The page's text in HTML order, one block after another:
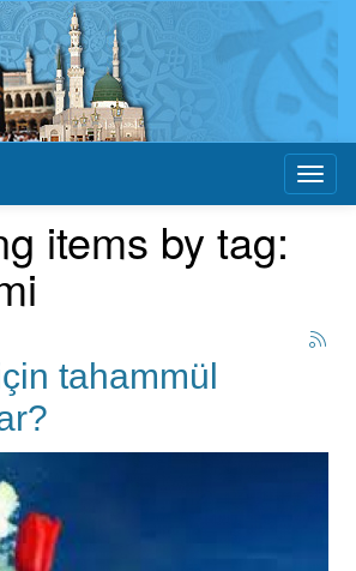
items by tag:
tahammül